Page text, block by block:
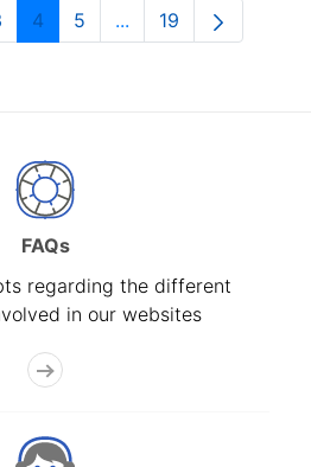
Page
4 Page
5 ...Intermediate Pages
Page
19
FAQs
regarding the different
in our websites